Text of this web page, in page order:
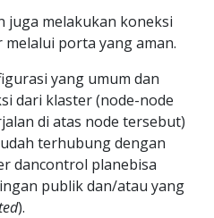
juga melakukan koneksi
porta yang aman.
yang umum dan
dari klaster (node-node
di atas node tersebut)
terhubung dengan
dancontrol planebisa
publik dan/atau yang
).